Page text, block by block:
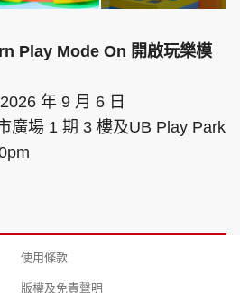
Play Mode On 開啟玩樂模
年 9 月 6 日
廣場 1 期 3 樓及UB Play Park
使用條款
版權及免責聲明